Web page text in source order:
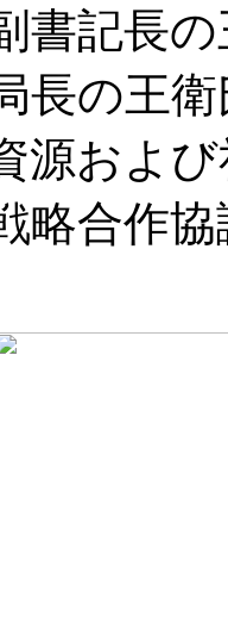
書記長
長の王
源およ
略合作